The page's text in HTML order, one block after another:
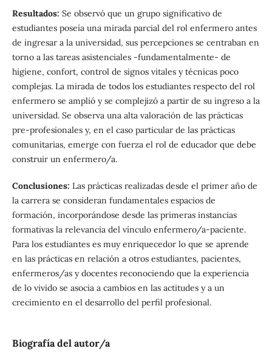
Resultados: Se observó que un grupo significativo de
estudiantes poseía una mirada parcial del rol enfermero antes
de ingresar a la universidad, sus percepciones se centraban en
torno a las tareas asistenciales -fundamentalmente- de
higiene, confort, control de signos vitales y técnicas poco
complejas. La mirada de todos los estudiantes respecto del rol
enfermero se amplió y se complejizó a partir de su ingreso a la
universidad. Se observa una alta valoración de las prácticas
pre-profesionales y, en el caso particular de las prácticas
comunitarias, emerge con fuerza el rol de educador que debe
construir un enfermero/a.
Conclusiones: Las prácticas realizadas desde el primer año de
la carrera se consideran fundamentales espacios de
formación, incorporándose desde las primeras instancias
formativas la relevancia del vínculo enfermero/a-paciente.
Para los estudiantes es muy enriquecedor lo que se aprende
en las prácticas en relación a otros estudiantes, pacientes,
enfermeros/as y docentes reconociendo que la experiencia
de lo vivido se asocia a cambios en las actitudes y a un
crecimiento en el desarrollo del perfil profesional.
Biografía del autor/a